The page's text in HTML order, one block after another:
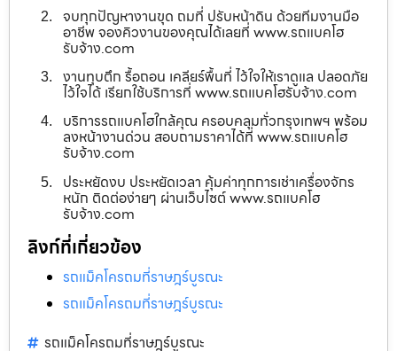
จบทุกปัญหางานขุด ถมที่ ปรับหน้าดิน ด้วยทีมงานมือ
อาชีพ จองคิวงานของคุณได้เลยที่ www.รถแบคโฮ
รับจ้าง.com
งานทุบตึก รื้อถอน เคลียร์พื้นที่ ไว้ใจให้เราดูแล ปลอดภัย
ไว้ใจได้ เรียกใช้บริการที่ www.รถแบคโฮรับจ้าง.com
บริการรถแบคโฮใกล้คุณ ครอบคลุมทั่วกรุงเทพฯ พร้อม
ลงหน้างานด่วน สอบถามราคาได้ที่ www.รถแบคโฮ
รับจ้าง.com
ประหยัดงบ ประหยัดเวลา คุ้มค่าทุกการเช่าเครื่องจักร
หนัก ติดต่อง่ายๆ ผ่านเว็บไซต์ www.รถแบคโฮ
รับจ้าง.com
ลิงก์ที่เกี่ยวข้อง
รถแม็คโครถมที่ราษฎร์บูรณะ
รถแม็คโครถมที่ราษฎร์บูรณะ
รถแม็คโครถมที่ราษฎร์บูรณะ